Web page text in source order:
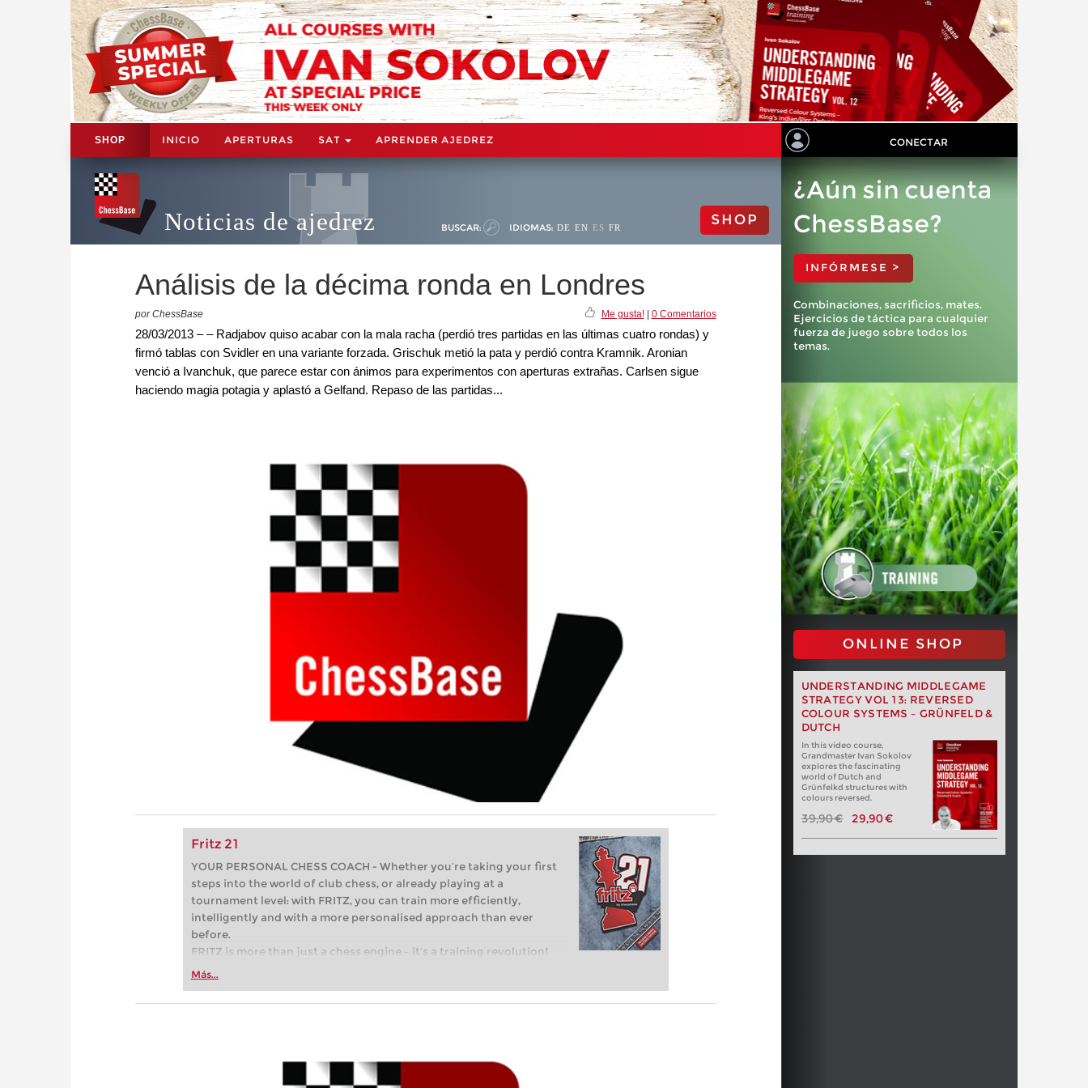
SHOP INICIO APERTURAS SAT APRENDER AJEDREZ CONECTAR
Noticias de ajedrez BUSCAR: IDIOMAS: DE EN ES FR SHOP
Análisis de la décima ronda en Londres
por ChessBase Me gusta!| 0 Comentarios
28/03/2013 – – Radjabov quiso acabar con la mala racha (perdió tres partidas en las últimas cuatro rondas) y
firmó tablas con Svidler en una variante forzada. Grischuk metió la pata y perdió contra Kramnik. Aronian
venció a Ivanchuk, que parece estar con ánimos para experimentos con aperturas extrañas. Carlsen sigue
haciendo magia potagia y aplastó a Gelfand. Repaso de las partidas...
Fritz 21
YOUR PERSONAL CHESS COACH - Whether you’re taking your first
steps into the world of club chess, or already playing at a
tournament level: with FRITZ, you can train more efficiently,
intelligently and with a more personalised approach than ever
before.
FRITZ is more than just a chess engine – it’s a training revolution!
Whether you’re taking your first steps into the world of club chess,
more efficiently, intelligently and with a more personalised
Más...
¿Aún sin cuenta
ChessBase?
INFÓRMESE >
Combinaciones, sacrificios, mates.
Ejercicios de táctica para cualquier
fuerza de juego sobre todos los
temas.
ONLINE SHOP
UNDERSTANDING MIDDLEGAME
STRATEGY VOL 13: REVERSED
COLOUR SYSTEMS – GRÜNFELD &
DUTCH
In this video course,
Grandmaster Ivan Sokolov
explores the fascinating
world of Dutch and
Grünfelkd structures with
colours reversed.
39,90 € 29,90 €